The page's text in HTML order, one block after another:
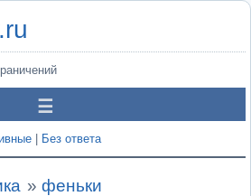
Без ответа
»феньки